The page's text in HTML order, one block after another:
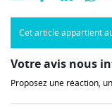
Cet article appartient
Votre avis nous
Proposez une réaction,